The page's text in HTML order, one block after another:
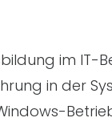
im IT-
in der